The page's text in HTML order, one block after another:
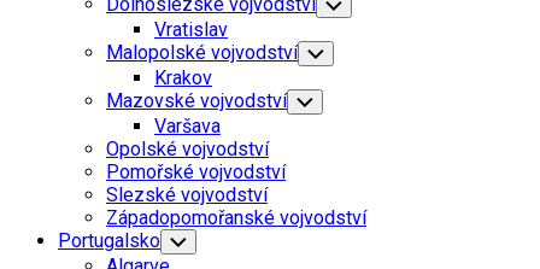
Menu
Toggle
Child
Menu
Vratislav
Malopolské vojvodství Toggle
Child
Menu
Krakov
Mazovské vojvodství Toggle
Child
Varšava
Opolské vojvodství
Pomořské vojvodství
Slezské vojvodství
Západopomořanské vojvodství
Portugalsko Toggle
Child